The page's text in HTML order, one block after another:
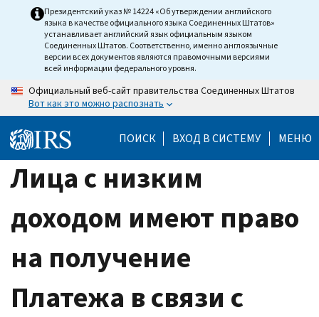
Президентский указ № 14224 «Об утверждении английского
языка в качестве официального языка Соединенных Штатов»
устанавливает английский язык официальным языком
Соединенных Штатов. Соответственно, именно англоязычные
версии всех документов являются правомочными версиями
всей информации федерального уровня.
Официальный веб-сайт правительства Соединенных Штатов
Вот как это можно распознать
ПОИСК ВХОД В СИСТЕМУ МЕНЮ
Лица с низким
доходом имеют право
на получение
Платежа в связи с